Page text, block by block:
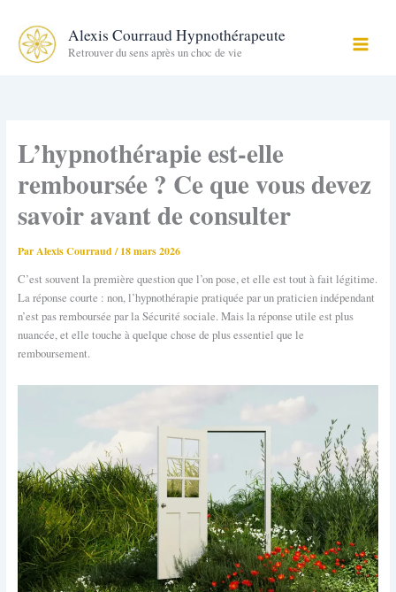
contenu
Alexis Courraud Hypnothérapeute
Retrouver du sens après un choc de vie
L’hypnothérapie est-elle
remboursée ? Ce que vous devez
savoir avant de consulter
ParAlexis Courraud/18 mars 2026
C’est souvent la première question que l’on pose, et elle est tout à fait légitime.
La réponse courte : non, l’hypnothérapie pratiquée par un praticien indépendant
n’est pas remboursée par la Sécurité sociale. Mais la réponse utile est plus
nuancée, et elle touche à quelque chose de plus essentiel que le
remboursement.